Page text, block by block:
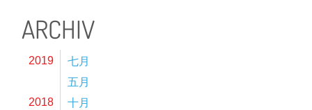
ARCHIV
2019
七月
五月
2018
十月